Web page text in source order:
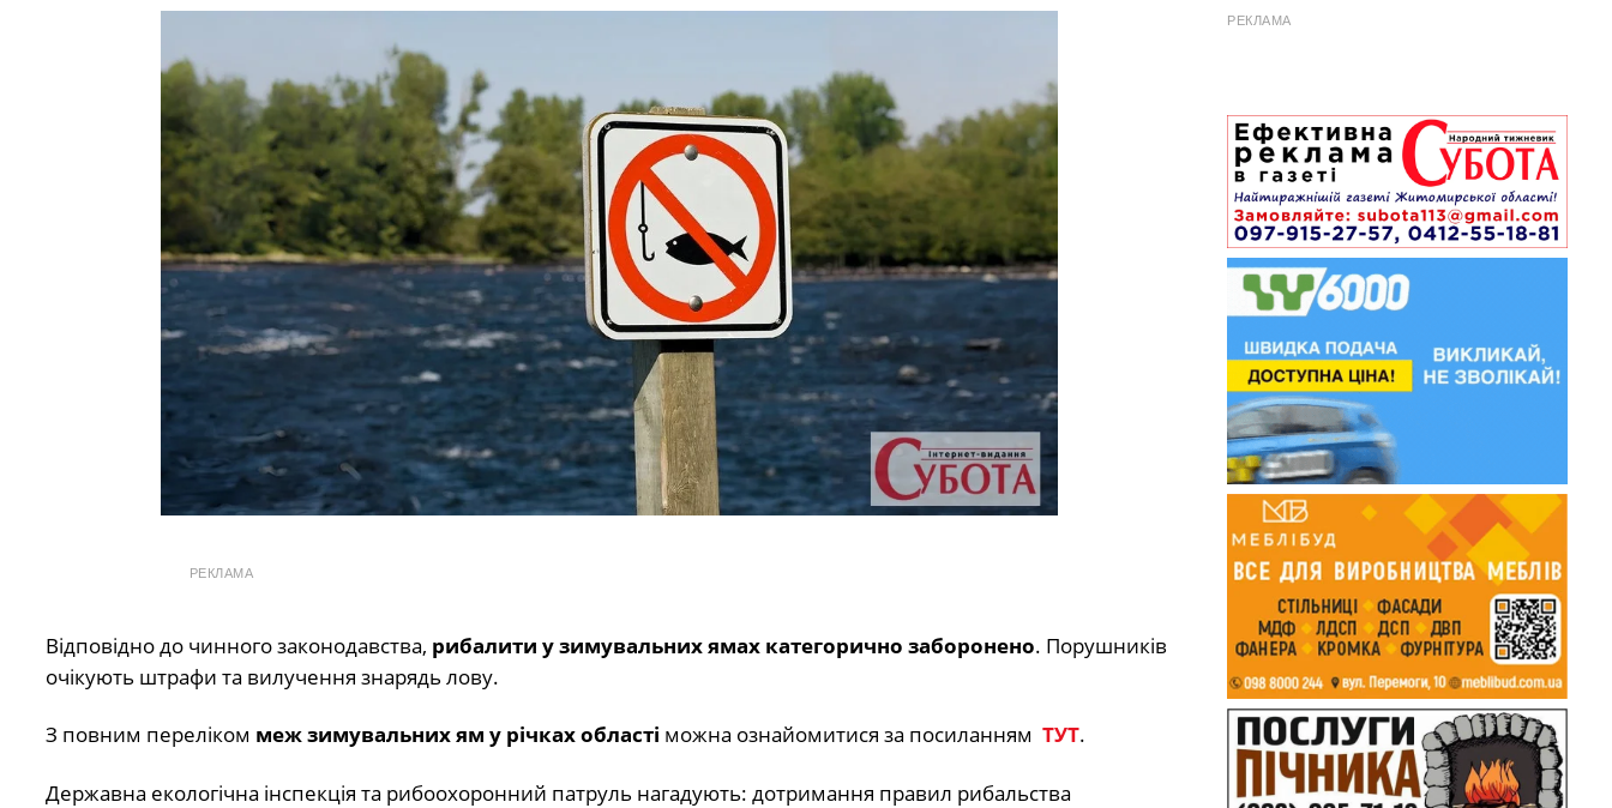
РЕКЛАМА
Відповідно до чинного законодавства, рибалити у зимувальних ямах категорично заборонено. Порушників
очікують штрафи та вилучення знарядь лову.
З повним переліком меж зимувальних ям у річках області можна ознайомитися за посиланням ТУТ.
Державна екологічна інспекція та рибоохоронний патруль нагадують: дотримання правил рибальства
РЕКЛАМА